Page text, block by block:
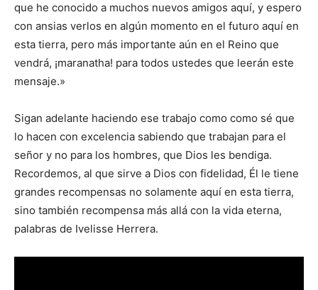
que he conocido a muchos nuevos amigos aquí, y espero
con ansias verlos en algún momento en el futuro aquí en
esta tierra, pero más importante aún en el Reino que
vendrá, ¡maranatha! para todos ustedes que leerán este
mensaje.»
Sigan adelante haciendo ese trabajo como como sé que
lo hacen con excelencia sabiendo que trabajan para el
señor y no para los hombres, que Dios les bendiga.
Recordemos, al que sirve a Dios con fidelidad, Él le tiene
grandes recompensas no solamente aquí en esta tierra,
sino también recompensa más allá con la vida eterna,
palabras de Ivelisse Herrera.